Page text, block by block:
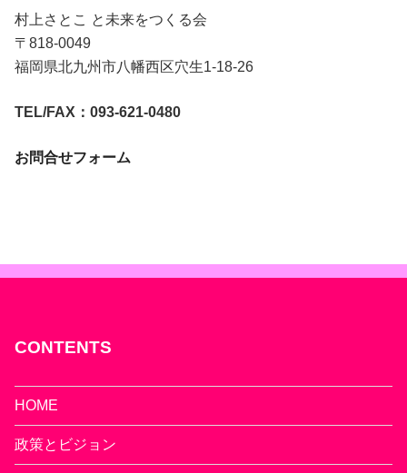
村上さとこ と未来をつくる会
〒818-0049
福岡県北九州市八幡西区穴生1-18-26
TEL/FAX：093-621-0480
お問合せフォーム
CONTENTS
HOME
政策とビジョン